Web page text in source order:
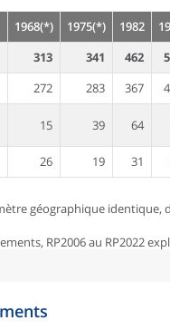
1968(*) 1975(*) 1982
313 341 462
272 283 367
15 39 64
26 19 31
géographique identique,
RP2006 au RP2022